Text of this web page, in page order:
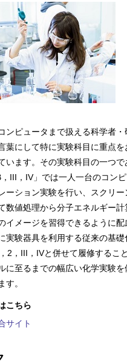
ンピュータまで扱える科学者・
葉にして特に実験科目に重点を
います。その実験科目の一つ
III，IV」では一人一台のコン
ーション実験を行い、スクリー
数値処理から分子エネルギー計
イメージを習得できるように配
実験器具を利用する従来の基礎
2，III，IVと併せて履修するこ
に至るまでの幅広い化学実験を
す。
こちら
サイト